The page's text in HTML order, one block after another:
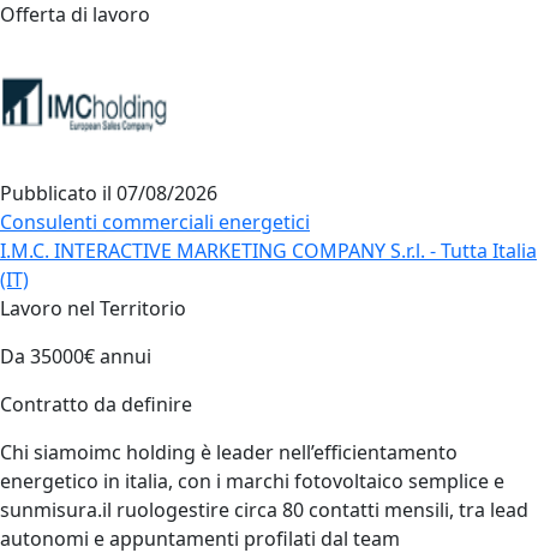
Offerta di lavoro
Pubblicato il 07/08/2026
Consulenti commerciali energetici
I.M.C. INTERACTIVE MARKETING COMPANY S.r.l. - Tutta Italia
(IT)
Lavoro nel Territorio
Da 35000€ annui
Contratto da definire
Chi siamoimc holding è leader nell’efficientamento
energetico in italia, con i marchi fotovoltaico semplice e
sunmisura.il ruologestire circa 80 contatti mensili, tra lead
autonomi e appuntamenti profilati dal team